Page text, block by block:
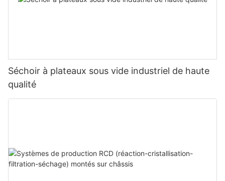
Séchoir à plateaux sous vide industriel de haute
qualité